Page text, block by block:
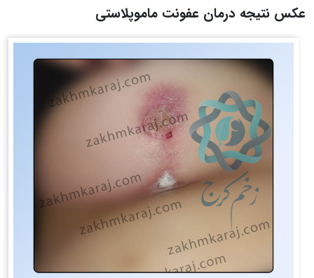
عکس نتیجه درمان عفونت ماموپلاستی